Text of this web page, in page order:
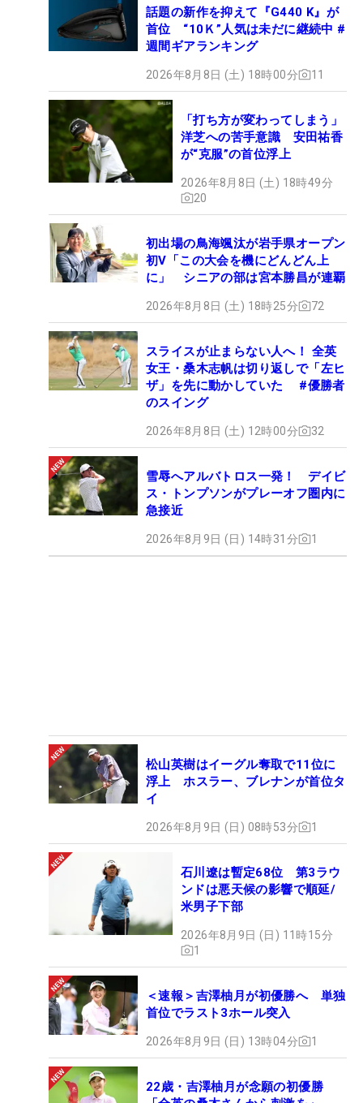
話題の新作を抑えて『G440 K』が
首位 “10Ｋ”人気は未だに継続中 #
週間ギアランキング
2026年8月8日 (土) 18時00分 11
「打ち方が変わってしまう」
洋芝への苦手意識 安田祐香
が“克服”の首位浮上
2026年8月8日 (土) 18時49分
20
初出場の鳥海颯汰が岩手県オープン
初V「この大会を機にどんどん上
に」 シニアの部は宮本勝昌が連覇
2026年8月8日 (土) 18時25分 72
スライスが止まらない人へ！ 全英
女王・桑木志帆は切り返しで「左ヒ
ザ」を先に動かしていた #優勝者
のスイング
2026年8月8日 (土) 12時00分 32
雪辱へアルバトロス一発！ デイビ
ス・トンプソンがプレーオフ圏内に
急接近
2026年8月9日 (日) 14時31分 1
松山英樹はイーグル奪取で11位に
浮上 ホスラー、ブレナンが首位タ
イ
2026年8月9日 (日) 08時53分 1
石川遼は暫定68位 第3ラウ
ンドは悪天候の影響で順延/
米男子下部
2026年8月9日 (日) 11時15分
1
＜速報＞吉澤柚月が初優勝へ 単独
首位でラスト3ホール突入
2026年8月9日 (日) 13時04分 1
22歳・吉澤柚月が念願の初優勝